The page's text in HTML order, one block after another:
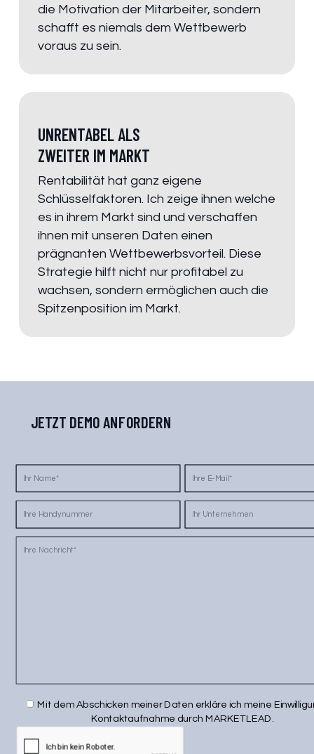
die Motivation der Mitarbeiter, sondern
schafft es niemals dem Wettbewerb
voraus zu sein.
UNRENTABEL ALS
ZWEITER IM MARKT
Rentabilität hat ganz eigene
Schlüsselfaktoren. Ich zeige ihnen welche
es in ihrem Markt sind und verschaffen
ihnen mit unseren Daten einen
prägnanten Wettbewerbsvorteil. Diese
Strategie hilft nicht nur profitabel zu
wachsen, sondern ermöglichen auch die
Spitzenposition im Markt.
JETZT DEMO ANFORDERN
Mit dem Abschicken meiner Daten erkläre ich meine
Kontaktaufnahme durch MARKETLEAD.